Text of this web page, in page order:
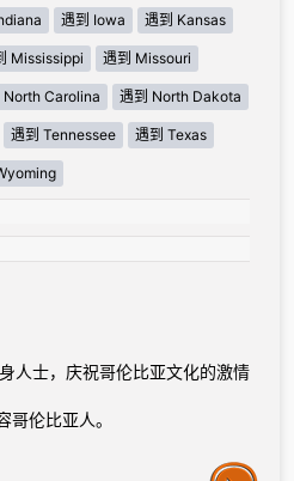
遇到 Iowa 遇到 Kansas
Mississippi 遇到 Missouri
North Carolina 遇到 North Dakota
遇到 Tennessee 遇到 Texas
人士，庆祝哥伦比亚文化的激情
伦比亚人。